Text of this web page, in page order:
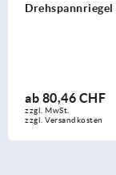
ab 80,46 CHF
zzgl. MwSt.
zzgl. Versandkosten